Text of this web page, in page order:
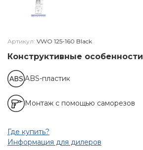
Артикул: VWO 125-160 Black
Конструктивные особенности
ABS-пластик
Монтаж с помощью саморезов
Где купить?
Информация для дилеров